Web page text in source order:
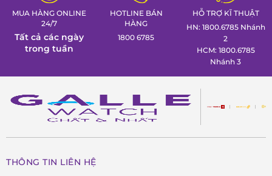
MUA HÀNG ONLINE
24/7
Tất cả các ngày
trong tuần
HOTLINE BÁN
HÀNG
1800 6785
HỖ TRỢ KĨ THUẬT
HN: 1800.6785 Nhánh
2
HCM: 1800.6785
Nhánh 3
THÔNG TIN LIÊN HỆ